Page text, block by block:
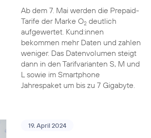
Ab dem 7. Mai werden die Prepaid-
Tarife der Marke O2deutlich
aufgewertet. Kund:innen
bekommen mehr Daten und zahlen
weniger. Das Datenvolumen steigt
dann in den Tarifvarianten S, M und
L sowie im Smartphone
Jahrespaket um bis zu 7 Gigabyte.
19. April 2024